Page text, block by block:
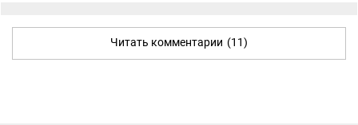
Читать комментарии (11)